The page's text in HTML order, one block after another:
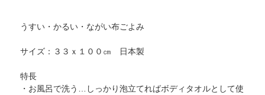
うすい・かるい・ながい布ごよみ
サイズ：３３ｘ１００㎝ 日本製
特長
・お風呂で洗う…しっかり泡立てればボディタオルとして使